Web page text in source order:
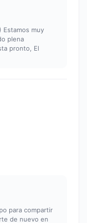
Estamos muy
plena
pronto, El
para compartir
de nuevo en